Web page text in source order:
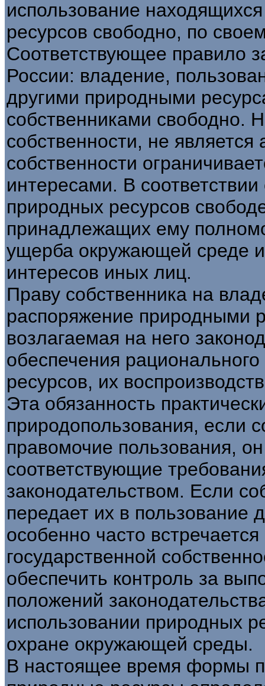
использование
ресурсов свободно, по
Соответствующее правило
России: владение,
другими природными
собственниками свободно.
собственности, не
собственности
интересами. В соответствии
природных ресурсов
принадлежащих ему
ущерба окружающей среде
интересов иных лиц.
Праву собственника на
распоряжение природными
возлагаемая на него
обеспечения
ресурсов, их
Эта обязанность
природопользования, если
правомочие пользования,
соответствующие
законодательством. Если
передает их в пользование
особенно часто
государственной
обеспечить контроль за
положений
использовании природных
охране окружающей среды.
В настоящее время формы